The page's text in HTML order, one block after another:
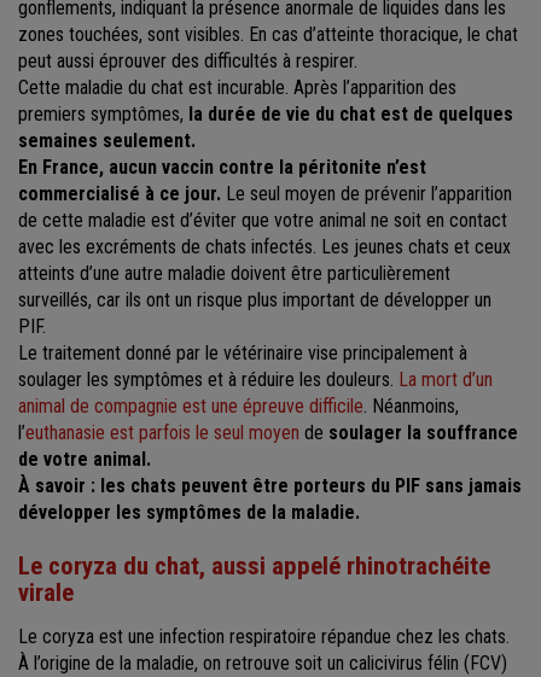
gonflements, indiquant la présence anormale de liquides dans les
zones touchées, sont visibles. En cas d’atteinte thoracique, le chat
peut aussi éprouver des difficultés à respirer.
Cette maladie du chat est incurable. Après l’apparition des
premiers symptômes, la durée de vie du chat est de quelques
semaines seulement.
En France, aucun vaccin contre la péritonite n’est
commercialisé à ce jour. Le seul moyen de prévenir l’apparition
de cette maladie est d’éviter que votre animal ne soit en contact
avec les excréments de chats infectés. Les jeunes chats et ceux
atteints d’une autre maladie doivent être particulièrement
surveillés, car ils ont un risque plus important de développer un
PIF.
Le traitement donné par le vétérinaire vise principalement à
soulager les symptômes et à réduire les douleurs. La mort d’un
animal de compagnie est une épreuve difficile. Néanmoins,
l’euthanasie est parfois le seul moyen de soulager la souffrance
de votre animal.
À savoir : les chats peuvent être porteurs du PIF sans jamais
développer les symptômes de la maladie.
Le coryza du chat, aussi appelé rhinotrachéite
virale
Le coryza est une infection respiratoire répandue chez les chats.
À l’origine de la maladie, on retrouve soit un calicivirus félin (FCV)